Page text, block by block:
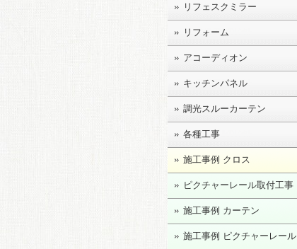
リフェスクミラー
リフォーム
アコーディオン
キッチンパネル
調光スルーカーテン
各種工事
施工事例 クロス
ピクチャーレール取付工事
施工事例 カーテン
施工事例 ピクチャーレール